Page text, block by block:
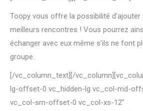
Toopy vous offre la possibilité
meilleurs rencontres ! Vous pourrez
échanger avec eux même s’ils ne font
groupe.
[/vc_column_text][/
lg-offset-0 vc_hidden-lg vc_col-md-
vc_col-sm-offset-0 vc_col-xs-12″